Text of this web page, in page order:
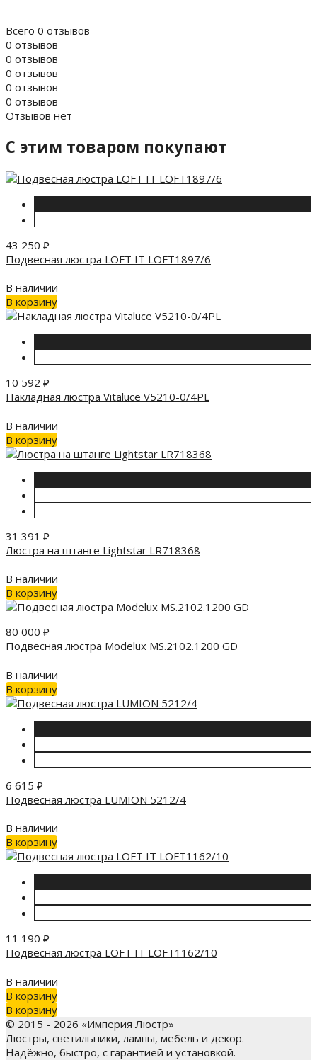
Всего 0 отзывов
0 отзывов
0 отзывов
0 отзывов
0 отзывов
0 отзывов
Отзывов нет
C этим товаром покупают
43 250 ₽
Подвесная люстра LOFT IT LOFT1897/6
В наличии
В корзину
10 592 ₽
Накладная люстра Vitaluce V5210-0/4PL
В наличии
В корзину
31 391 ₽
Люстра на штанге Lightstar LR718368
В наличии
В корзину
80 000 ₽
Подвесная люстра Modelux MS.2102.1200 GD
В наличии
В корзину
6 615 ₽
Подвесная люстра LUMION 5212/4
В наличии
В корзину
11 190 ₽
Подвесная люстра LOFT IT LOFT1162/10
В наличии
В корзину
В корзину
© 2015 - 2026 «Империя Люстр»
Люстры, светильники, лампы, мебель и декор.
Надёжно, быстро, с гарантией и установкой.